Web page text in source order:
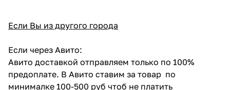
Если Вы из другого города
Если через Авито:
Авито доставкой отправляем только по 100%
предоплате. В Авито ставим за товар по
минималке 100-500 руб чтоб не платить